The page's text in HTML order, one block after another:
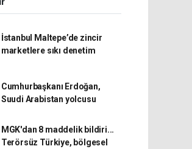
İstanbul Maltepe’de zincir
marketlere sıkı denetim
Cumhurbaşkanı Erdoğan,
Suudi Arabistan yolcusu
MGK'dan 8 maddelik bildiri...
Terörsüz Türkiye, bölgesel